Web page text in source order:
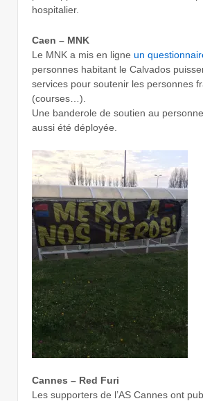
hospitalier.
Caen – MNK
Le MNK a mis en ligne un
personnes habitant le Calvados
services pour soutenir les personnes
(courses…).
Une banderole de soutien au
aussi été déployée.
Cannes – Red Furi
Les supporters de l’AS Cannes ont